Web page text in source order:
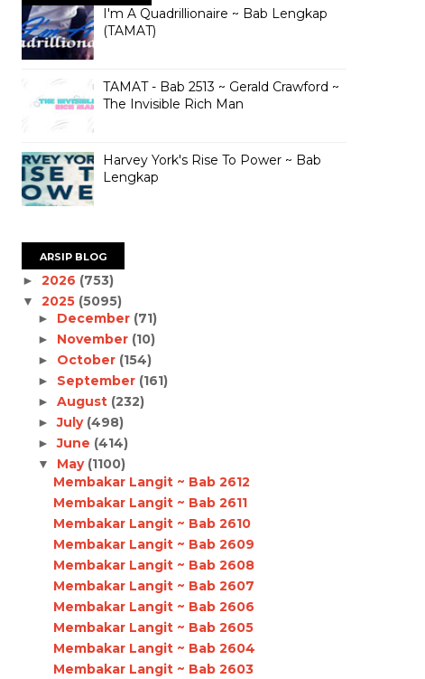
I'm A Quadrillionaire ~ Bab Lengkap
(TAMAT)
TAMAT - Bab 2513 ~ Gerald Crawford ~
The Invisible Rich Man
Harvey York's Rise To Power ~ Bab
Lengkap
ARSIP BLOG
► 2026 (753)
▼ 2025 (5095)
► December (71)
► November (10)
► October (154)
► September (161)
► August (232)
►July (498)
►June (414)
▼ May (1100)
Membakar Langit ~ Bab 2612
Membakar Langit ~ Bab 2611
Membakar Langit ~ Bab 2610
Membakar Langit ~ Bab 2609
Membakar Langit ~ Bab 2608
Membakar Langit ~ Bab 2607
Membakar Langit ~ Bab 2606
Membakar Langit ~ Bab 2605
Membakar Langit ~ Bab 2604
Membakar Langit ~ Bab 2603